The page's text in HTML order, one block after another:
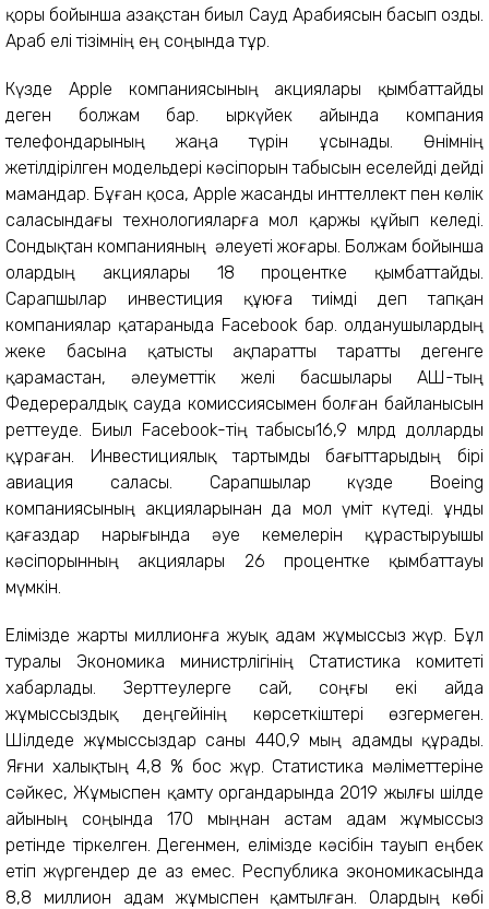
қоры бойынша Қазақстан биыл Сауд Арабиясын басып озды.
Араб елі тізімнің ең соңында тұр.
Күзде Apple компаниясының акциялары қымбаттайды
деген болжам бар. Қыркүйек айында компания
телефондарының жаңа түрін ұсынады. Өнімнің
жетілдірілген модельдері кәсіпорын табысын еселейді дейді
мамандар. Бұған қоса, Apple жасанды инттеллект пен көлік
саласындағы технологияларға мол қаржы құйып келеді.
Сондықтан компанияның әлеуеті жоғары. Болжам бойынша
олардың акциялары 18 процентке қымбаттайды.
Сарапшылар инвестиция құюға тиімді деп тапқан
компаниялар қатараныда Facebook бар. Қолданушылардың
жеке басына қатысты ақпаратты таратты дегенге
қарамастан, әлеуметтік желі басшылары АҚШ-тың
Федерералдық сауда комиссиясымен болған байланысын
реттеуде. Биыл Facebook-тің табысы16,9 млрд долларды
құраған. Инвестициялық тартымды бағыттарыдың бірі
авиация саласы. Сарапшылар күзде Boeing
компаниясының акцияларынан да мол үміт күтеді. Құнды
қағаздар нарығында әуе кемелерін құрастыруышы
кәсіпорынның акциялары 26 процентке қымбаттауы
мүмкін.
Елімізде жарты миллионға жуық адам жұмыссыз жүр. Бұл
туралы Экономика министрлігінің Статистика комитеті
хабарлады. Зерттеулерге сай, соңғы екі айда
жұмыссыздық деңгейінің көрсеткіштері өзгермеген.
Шілдеде жұмыссыздар саны 440,9 мың адамды құрады.
Яғни халықтың 4,8 % бос жүр. Статистика мәліметтеріне
сәйкес, Жұмыспен қамту органдарында 2019 жылғы шілде
айының соңында 170 мыңнан астам адам жұмыссыз
ретінде тіркелген. Дегенмен, елімізде кәсібін тауып еңбек
етіп жүргендер де аз емес. Республика экономикасында
8,8 миллион адам жұмыспен қамтылған. Олардың көбі